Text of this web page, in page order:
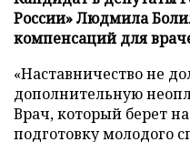
России» Людмила
компенсаций для
«Наставничество не
дополнительную
Врач, который берет на
подготовку молодого